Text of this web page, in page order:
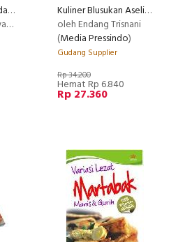
Aneka Rujak Buah dan Sayur Seluruh Nusantara
Kuliner Blusukan Aseli Jogja
oleh Endang Trisnani
(Media Pressindo)
Gudang Supplier
Rp 34.200
Hemat Rp 6.840
Rp 27.360